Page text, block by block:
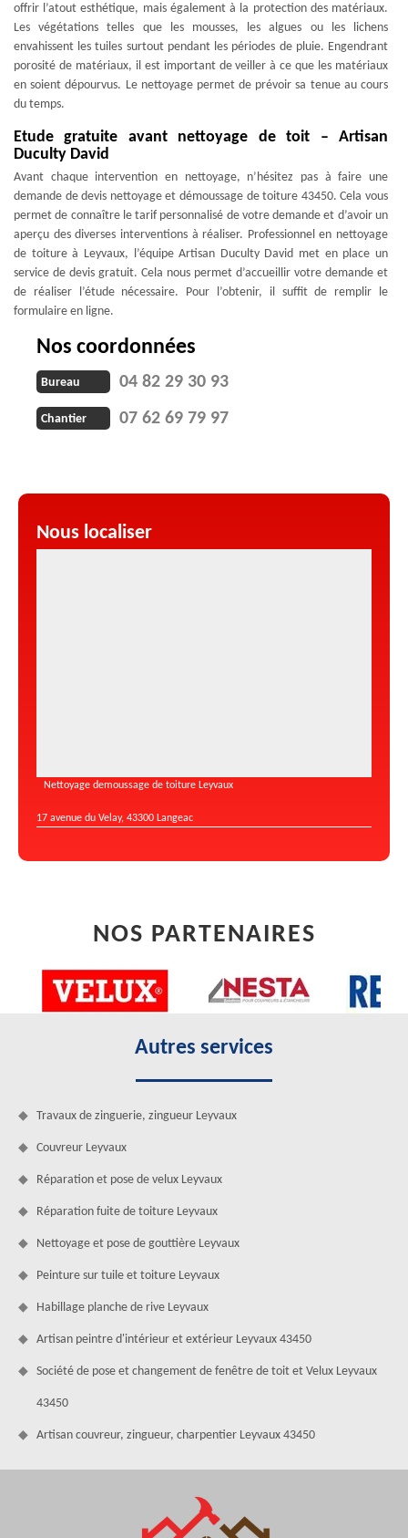
offrir l’atout esthétique, mais également à la protection des matériaux.
Les végétations telles que les mousses, les algues ou les lichens
envahissent les tuiles surtout pendant les périodes de pluie. Engendrant
porosité de matériaux, il est important de veiller à ce que les matériaux
en soient dépourvus. Le nettoyage permet de prévoir sa tenue au cours
du temps.
Etude gratuite avant nettoyage de toit – Artisan
Duculty David
Avant chaque intervention en nettoyage, n’hésitez pas à faire une
demande de devis nettoyage et démoussage de toiture 43450. Cela vous
permet de connaître le tarif personnalisé de votre demande et d’avoir un
aperçu des diverses interventions à réaliser. Professionnel en nettoyage
de toiture à Leyvaux, l’équipe Artisan Duculty David met en place un
service de devis gratuit. Cela nous permet d’accueillir votre demande et
de réaliser l’étude nécessaire. Pour l’obtenir, il suffit de remplir le
formulaire en ligne.
Nos coordonnées
Bureau 04 82 29 30 93
Chantier 07 62 69 79 97
Nous localiser
Nettoyage demoussage de toiture Leyvaux
17 avenue du Velay, 43300 Langeac
NOS PARTENAIRES
Autres services
Travaux de zinguerie, zingueur Leyvaux
Couvreur Leyvaux
Réparation et pose de velux Leyvaux
Réparation fuite de toiture Leyvaux
Nettoyage et pose de gouttière Leyvaux
Peinture sur tuile et toiture Leyvaux
Habillage planche de rive Leyvaux
Artisan peintre d'intérieur et extérieur Leyvaux 43450
Société de pose et changement de fenêtre de toit et Velux Leyvaux
43450
Artisan couvreur, zingueur, charpentier Leyvaux 43450